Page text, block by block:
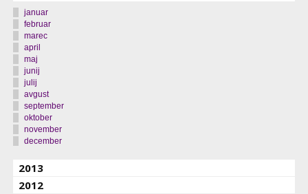
januar
februar
marec
april
maj
junij
julij
avgust
september
oktober
november
december
2013
2012